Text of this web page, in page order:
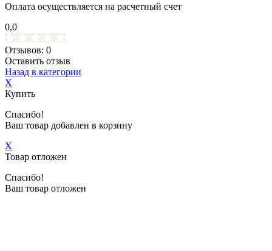
Оплата осуществляется на расчетный счет
0,0
Отзывов: 0
Оставить отзыв
Назад в категории
X
Купить
Спасибо!
Ваш товар добавлен в корзину
X
Товар отложен
Спасибо!
Ваш товар отложен